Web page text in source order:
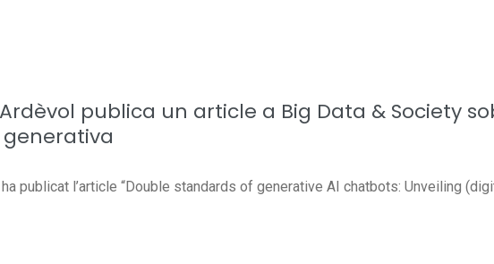
publica un article a Big Data & Society
generativa
publicat l’article “Double standards of generative AI chatbots: Unveiling